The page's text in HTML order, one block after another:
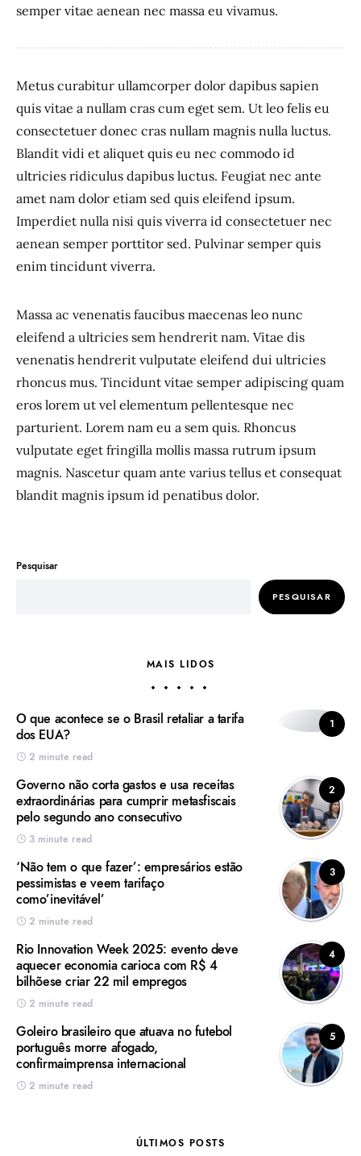
semper vitae aenean nec massa eu vivamus.
Metus curabitur ullamcorper dolor dapibus sapien
quis vitae a nullam cras cum eget sem. Ut leo felis eu
consectetuer donec cras nullam magnis nulla luctus.
Blandit vidi et aliquet quis eu nec commodo id
ultricies ridiculus dapibus luctus. Feugiat nec ante
amet nam dolor etiam sed quis eleifend ipsum.
Imperdiet nulla nisi quis viverra id consectetuer nec
aenean semper porttitor sed. Pulvinar semper quis
enim tincidunt viverra.
Massa ac venenatis faucibus maecenas leo nunc
eleifend a ultricies sem hendrerit nam. Vitae dis
venenatis hendrerit vulputate eleifend dui ultricies
rhoncus mus. Tincidunt vitae semper adipiscing quam
eros lorem ut vel elementum pellentesque nec
parturient. Lorem nam eu a sem quis. Rhoncus
vulputate eget fringilla mollis massa rutrum ipsum
magnis. Nascetur quam ante varius tellus et consequat
blandit magnis ipsum id penatibus dolor.
Pesquisar
PESQUISAR
MAIS LIDOS
1
O que acontece se o Brasil retaliar a tarifa
dos EUA?
2 minute read
2
Governo não corta gastos e usa receitas
extraordinárias para cumprir metasfiscais
pelo segundo ano consecutivo
3 minute read
3
‘Não tem o que fazer’: empresários estão
pessimistas e veem tarifaço
como’inevitável’
2 minute read
4
Rio Innovation Week 2025: evento deve
aquecer economia carioca com R$ 4
bilhõese criar 22 mil empregos
2 minute read
5
Goleiro brasileiro que atuava no futebol
português morre afogado,
confirmaimprensa internacional
2 minute read
ÚLTIMOS POSTS